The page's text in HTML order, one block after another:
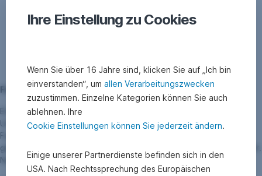
Für den guten Zweck
Ein paar Meter absolvierte der Profisportler danach am Boden.
Und das aus gutem Grund: Er lief an vier Stellen durch ein
Farbenbett. Die vier Kunstwerke werden versteigert, die Erlöse
gehen an das Kinderhospiz Sterntalerhof sowie die Waldschule Wr.
Neustadt.
Ihre Einstellung zu Cookies
Wenn Sie über 16 Jahre sind, klicken Sie auf „Ich bin
einverstanden“, um allen Verarbeitungszwecken
zuzustimmen. Einzelne Kategorien können Sie auch
ablehnen. Ihre
Cookie Einstellungen können Sie jederzeit ändern.
Einige unserer Partnerdienste befinden sich in den
USA. Nach Rechtssprechung des Europäischen